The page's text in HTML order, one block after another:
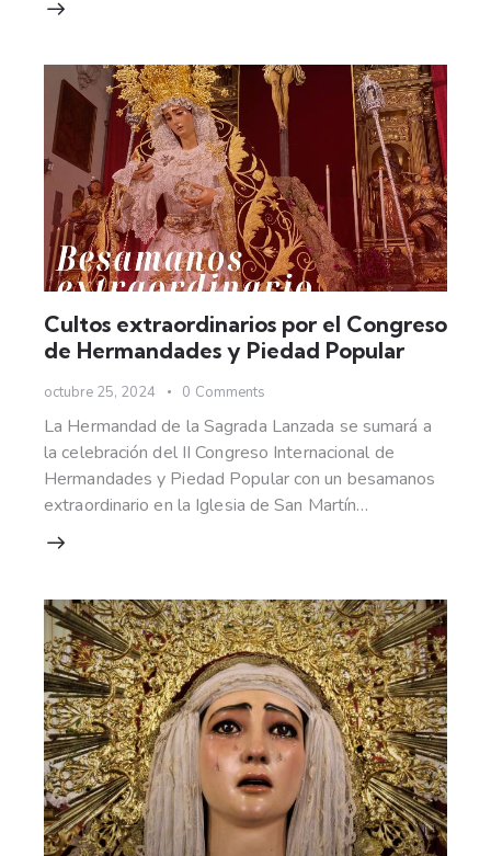
Cultos extraordinarios por el Congreso
de Hermandades y Piedad Popular
octubre 25, 2024 0 Comments
La Hermandad de la Sagrada Lanzada se sumará a
la celebración del II Congreso Internacional de
Hermandades y Piedad Popular con un besamanos
extraordinario en la Iglesia de San Martín…